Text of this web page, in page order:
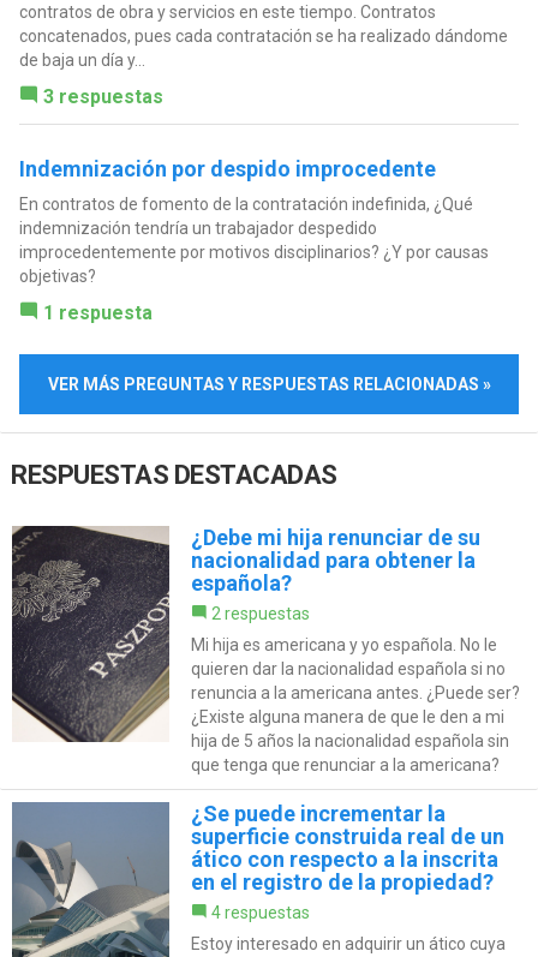
contratos de obra y servicios en este tiempo. Contratos
concatenados, pues cada contratación se ha realizado dándome
de baja un día y...
3 respuestas
Indemnización por despido improcedente
En contratos de fomento de la contratación indefinida, ¿Qué
indemnización tendría un trabajador despedido
improcedentemente por motivos disciplinarios? ¿Y por causas
objetivas?
1 respuesta
VER MÁS PREGUNTAS Y RESPUESTAS RELACIONADAS »
RESPUESTAS DESTACADAS
¿Debe mi hija renunciar de su
nacionalidad para obtener la
española?
2 respuestas
Mi hija es americana y yo española. No le
quieren dar la nacionalidad española si no
renuncia a la americana antes. ¿Puede ser?
¿Existe alguna manera de que le den a mi
hija de 5 años la nacionalidad española sin
que tenga que renunciar a la americana?
¿Se puede incrementar la
superficie construida real de un
ático con respecto a la inscrita
en el registro de la propiedad?
4 respuestas
Estoy interesado en adquirir un ático cuya